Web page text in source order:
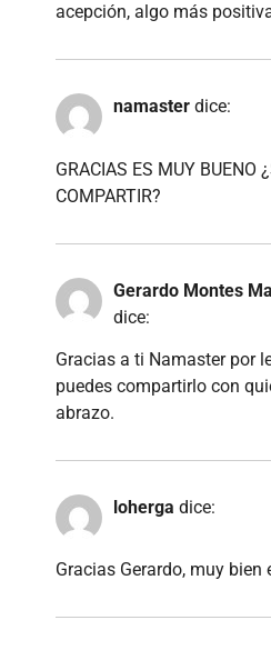
acepción, algo más
namaster dice:
GRACIAS ES MUY BUENO
COMPARTIR?
Gerardo Montes
dice:
Gracias a ti Namaster por
puedes compartirlo con
abrazo.
loherga dice:
Gracias Gerardo, muy bien